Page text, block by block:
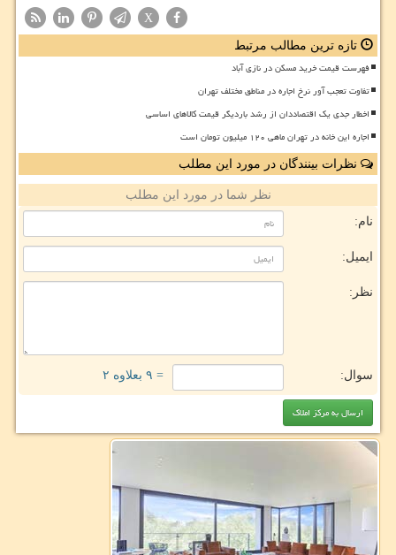
X
تازه ترین مطالب مرتبط
فهرست قیمت خرید مسکن در نازی آباد
تفاوت تعجب آور نرخ اجاره در مناطق مختلف تهران
اخطار جدی یک اقتصاددان از رشد باردیگر قیمت کالاهای اساسی
اجاره این خانه در تهران ماهی ۱۲۰ میلیون تومان است
نظرات بینندگان در مورد این مطلب
نظر شما در مورد این مطلب
نام:
ایمیل:
نظر:
سوال: = ۹ بعلاوه ۲